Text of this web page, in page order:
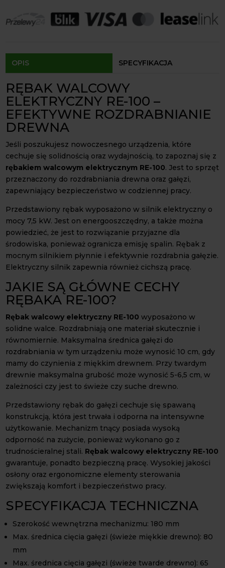
CNC
Agrol transport: 200 zł
Agrol transport gabaryty: ustalane indywidualnie
Dostępność form dostawy i ceny uzależniona od produktu.
OPIS SPECYFIKACJA
RĘBAK WALCOWY
ELEKTRYCZNY RE-100 –
EFEKTYWNE ROZDRABNIANIE
DREWNA
Jeśli poszukujesz nowoczesnego urządzenia, które
cechuje się solidnością oraz wydajnością, to zapoznaj się z
rębakiem walcowym elektrycznym RE-100. Jest to sprzęt
przeznaczony do rozdrabniania drewna oraz gałęzi,
zapewniający bezpieczeństwo w codziennej pracy.
Przedstawiony rębak wyposażono w silnik elektryczny o
mocy 7,5 kW. Jest on energooszczędny, a także można
powiedzieć, że jest to rozwiązanie przyjazne dla
środowiska, ponieważ ogranicza emisję spalin. Rębak z
mocnym silnikiem płynnie i efektywnie rozdrabnia gałęzie.
Elektryczny silnik zapewnia również cichszą pracę.
JAKIE SĄ GŁÓWNE CECHY
RĘBAKA RE-100?
Rębak walcowy elektryczny RE-100 wyposażono w
solidne walce. Rozdrabniają one materiał skutecznie i
równomiernie. Maksymalna średnica gałęzi do
rozdrabniania w tym urządzeniu może wynosić 10 cm, gdy
mamy do czynienia z miękkim drewnem. Przy twardym
drewnie maksymalna grubość może wynosić 5-6,5 cm, w
zależności czy jest to świeże czy suche drewno.
Przedstawiony rębak do gałęzi cechuje się spawaną
konstrukcją, która jest trwała i odporna na intensywne
użytkowanie. Mechanizm tnący posiada wysoką
odporność na zużycie, ponieważ wykonano go z
trudnościeralnej stali. Rębak walcowy elektryczny RE-100
gwarantuje, ponadto bezpieczną pracę. Wysokiej jakości
osłony oraz ergonomiczne elementy sterowania
zwiększają komfort i bezpieczeństwo pracy.
SPECYFIKACJA TECHNICZNA
Szerokość wewnętrzna mechanizmu: 180 mm
Max. średnica cięcia gałęzi (świeże miękkie drewno): 80
mm
Max. średnica cięcia gałęzi (świeże twarde drewno): 65